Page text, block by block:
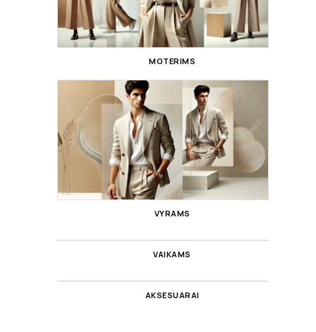
MOTERIMS
VYRAMS
VAIKAMS
AKSESUARAI